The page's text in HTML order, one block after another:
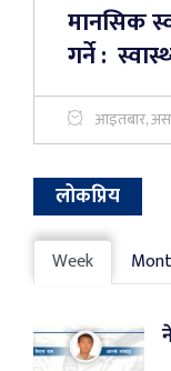
मानसिक
गर्ने :
आइतबार,
लोकप्रिय
Week